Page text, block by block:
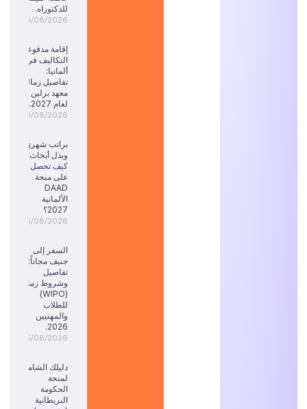
للدكتوراه.
06/08/2026
إقامة مدفوعة
التكاليف في
ألمانيا:
تفاصيل زمالة
معهد برلين
لعام 2027.
06/08/2026
براتب شهري
وبدل أبحاث:
كيف تحصل
على منحة
DAAD
الألمانية
2027؟
05/08/2026
السفر إلى
جنيف مجاناً:
تفاصيل
وشروط زمالة
(WIPO)
للطلاب
والمهنيين
2026.
05/08/2026
دليلك الشامل
لمنحة
الحكومة
البريطانية